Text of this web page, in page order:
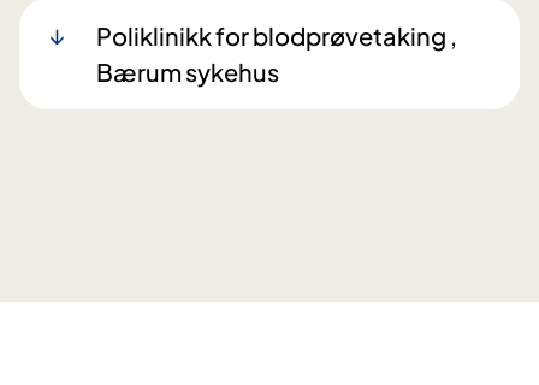
Poliklinikk for blodprøvetaking ,
Bærum sykehus